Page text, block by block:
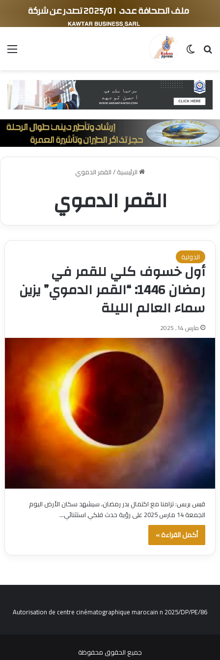
بحث عن الوضع المظلم
الرئيسية/القمر الدموي
القمر الدموي
الدولية
أول خسوف كلي للقمر في
رمضان 1446: “القمر الدموي” يزين
سماء العالم الليلة
مارس 14, 2025
قبس بريس: تزامنا مع اكتمال بدر رمضان، سيشهد سكان الأرض اليوم
الجمعة 14 مارس 2025 على رؤية حدث فلكي استثنائي…
أكمل القراءة »
Autorisation de centre cinématographique marocain n 2025/DP/PE/86
جميع الحقوق محفوظة